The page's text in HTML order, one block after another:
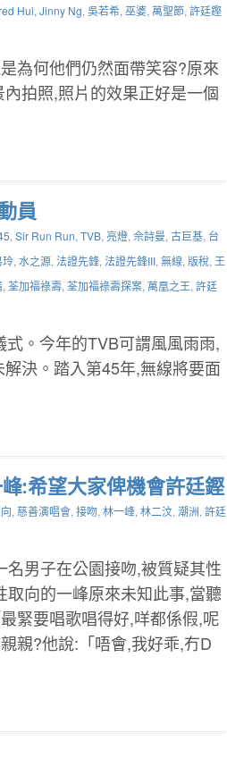
Hui, Jinny Ng, 吳若希, 巫婆, 萬聖節, 許廷鏗
為何他們仍然面帶笑容?原來
拍照,照片的效果正好是一個
員
, Sir Run Run, TVB, 亮燈, 佘詩曼, 古巨基, 台
玲, 水之源, 法證先鋒, 法證先鋒III, 無線, 版稅, 王
, 荃加福祿壽, 荃加福祿壽探案, 萬凰之王, 許廷
。今年的TVB可謂風風雨雨,
決。踏入第45年,無線將要面
:希望大家俾機會許廷鏗
, 慈善演唱會, 接吻, 林一峰, 林二汶, 潮洲, 許廷
男子在公園接吻,被質疑其性
向的一峰原來未知此事,當聽
緊要唱歌唱得好,咩都係假,呢
親?他說:「唔會,我好乖,冇D